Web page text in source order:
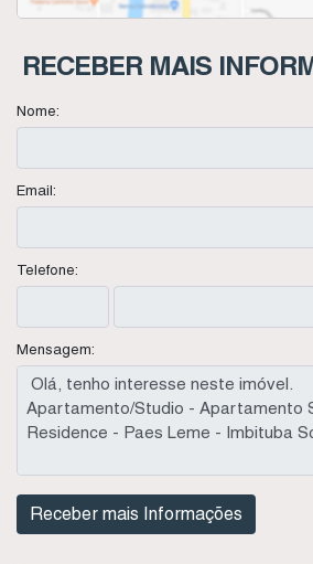
RECEBER MAIS
Nome:
Email:
Telefone:
Mensagem: